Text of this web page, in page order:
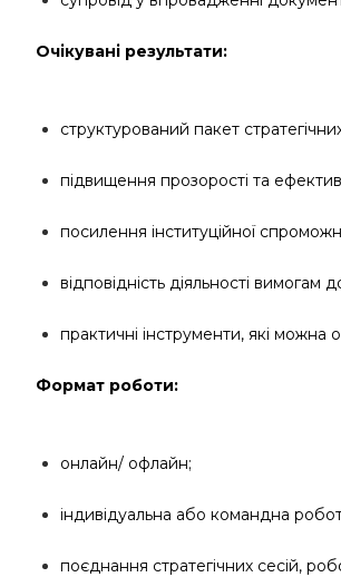
Очікувані результати:
структурований пакет
підвищення прозорості та
посилення інституційної
відповідність діяльності вимогам
практичні інструменти, які можна
Формат роботи:
онлайн/ офлайн;
індивідуальна або командна
поєднання стратегічних сесій,